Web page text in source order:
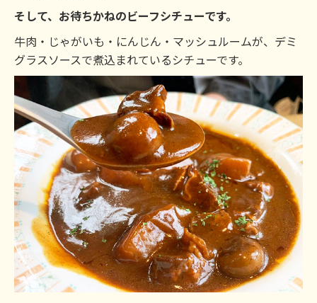
そして、お待ちかねのビーフシチューです。
牛肉・じゃがいも・にんじん・マッシュルームが、デミ
グラスソースで煮込まれているシチューです。